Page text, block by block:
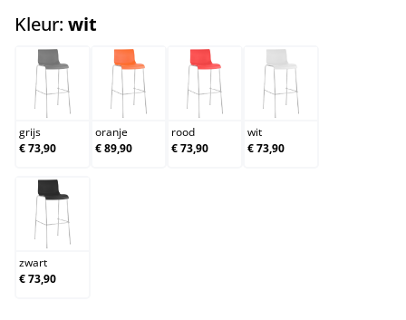
Kleur: wit
grijs
grijs
€ 73,90
oranje
oranje
€ 89,90
rood
rood
€ 73,90
wit
wit
€ 73,90
zwart
zwart
€ 73,90